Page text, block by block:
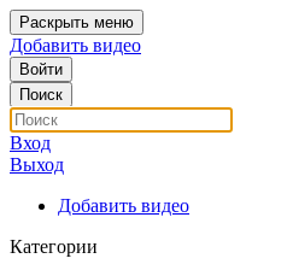
Раскрыть меню
Добавить видео
Войти
Поиск
Вход
Выход
Добавить видео
Категории